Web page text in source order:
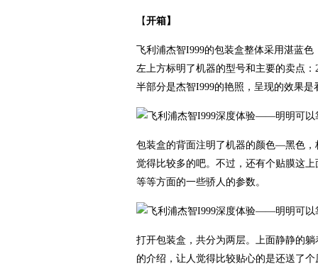
【开箱】
飞利浦杰智I999的包装盒整体采用湛蓝
左上方标明了机器的型号和主要的卖点
半部分是杰智I999的艳照，呈现的效果
包装盒的背面注明了机器的颜色—黑色，
觉得比较多的吧。不过，还有个贴膜这
等等方面的一些骄人的参数。
打开包装盒，共分为两层。上面静静的
的介绍，让人觉得比较贴心的是还送了个